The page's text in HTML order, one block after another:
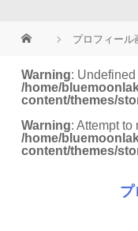
プロフィール
Warning:
/home/
content/themes/
Warning: Attempt
/home/
content/themes/
プ